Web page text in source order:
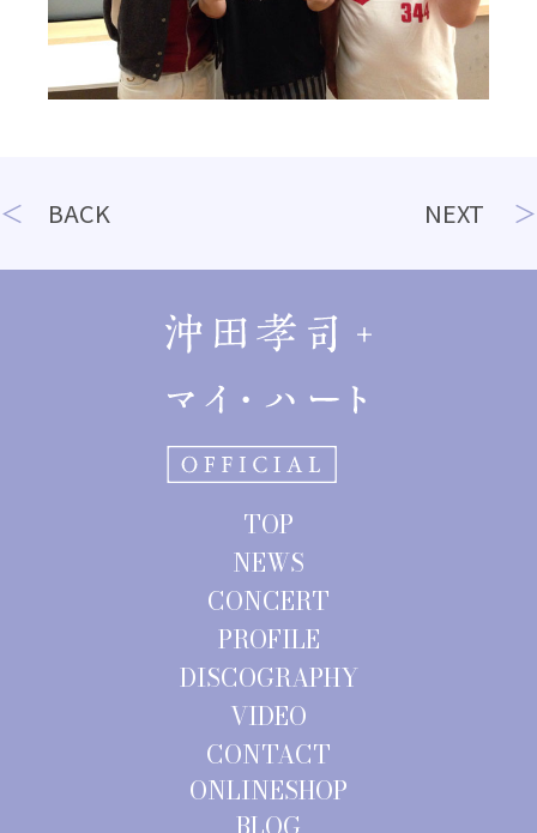
投
稿
BACK NEXT
TOP
NEWS
CONCERT
PROFILE
DISCOGRAPHY
VIDEO
CONTACT
ONLINESHOP